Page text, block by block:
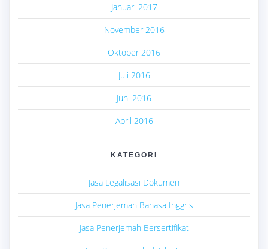
Januari 2017
November 2016
Oktober 2016
Juli 2016
Juni 2016
April 2016
KATEGORI
Jasa Legalisasi Dokumen
Jasa Penerjemah Bahasa Inggris
Jasa Penerjemah Bersertifikat